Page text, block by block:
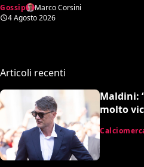
personale sotto stress
Gossip
Marco Corsini
4 Agosto 2026
Articoli recenti
Maldini:
molto